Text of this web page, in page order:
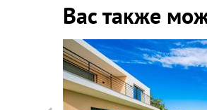
Вас также